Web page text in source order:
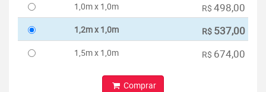
1,0m x 1,0m
R$ 498,00
1,2m x 1,0m R$ 537,00
1,5m x 1,0m R$ 674,00
Comprar